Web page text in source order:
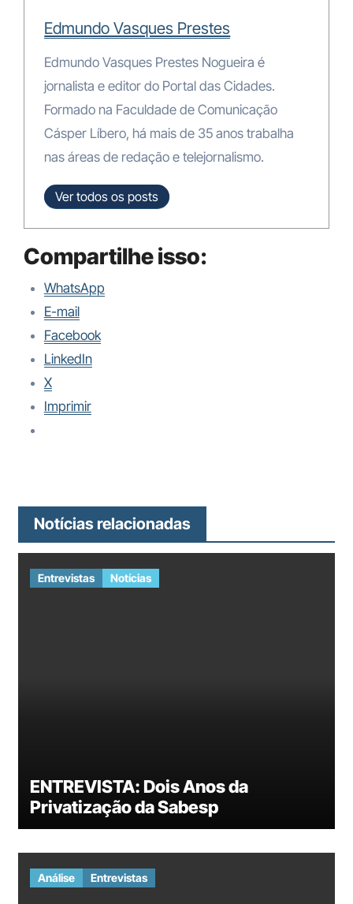
Edmundo Vasques Prestes
Edmundo Vasques Prestes Nogueira é
jornalista e editor do Portal das Cidades.
Formado na Faculdade de Comunicação
Cásper Líbero, há mais de 35 anos trabalha
nas áreas de redação e telejornalismo.
Ver todos os posts
Compartilhe isso:
WhatsApp
E-mail
Facebook
LinkedIn
X
Imprimir
Notícias relacionadas
Entrevistas Notícias
ENTREVISTA: Dois Anos da
Privatização da Sabesp
Análise Entrevistas